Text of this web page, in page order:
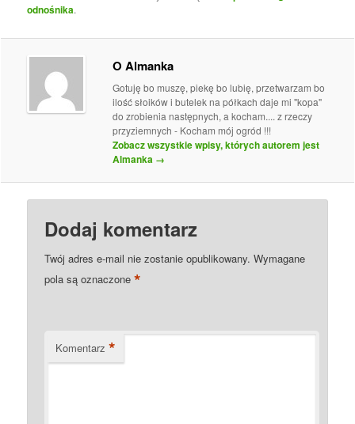
odnośnika.
O Almanka
Gotuję bo muszę, piekę bo lubię, przetwarzam bo
ilość słoików i butelek na półkach daje mi "kopa"
do zrobienia następnych, a kocham.... z rzeczy
przyziemnych - Kocham mój ogród !!!
Zobacz wszystkie wpisy, których autorem jest
Almanka →
Dodaj komentarz
Twój adres e-mail nie zostanie opublikowany. Wymagane
pola są oznaczone*
Komentarz *